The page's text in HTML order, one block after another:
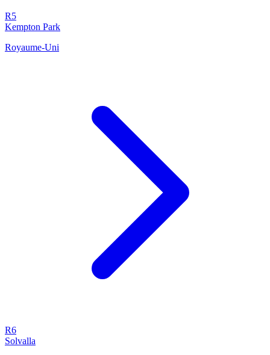
R5
Kempton Park
Royaume-Uni
R6
Solvalla